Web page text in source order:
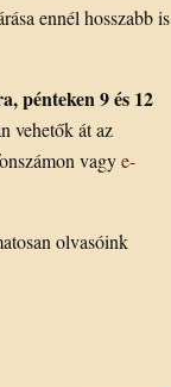
ennél hosszabb is
pénteken 9 és 12
vehetők át az
vagye-
olvasóink